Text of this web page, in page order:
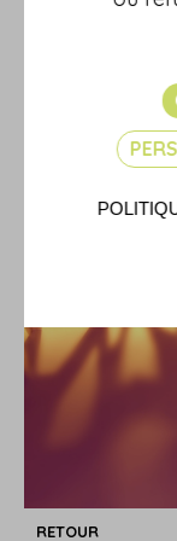
La DRH d'une
Copyright WebLex
RETOUR